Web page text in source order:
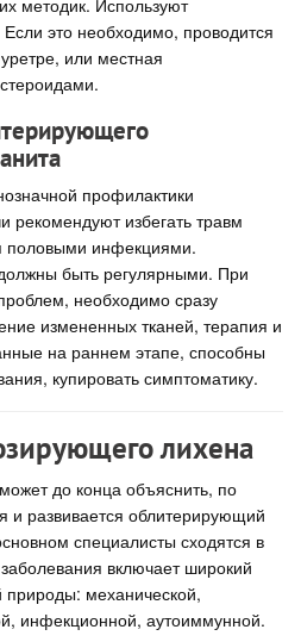
это необходимо, проводится
или местная
профилактики
рекомендуют избегать травм
половыми инфекциями.
быть регулярными. При
необходимо сразу
измененных тканей, терапия и
на раннем этапе, способны
купировать симптоматику.
лихена
до конца объяснить, по
и развивается облитерирующий
специалисты сходятся в
включает широкий
природы: механической,
инфекционной, аутоиммунной.